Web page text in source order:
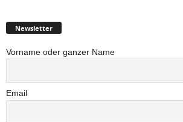
Newsletter
Vorname oder ganzer Name
Email